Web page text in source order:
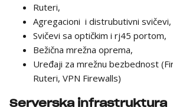
Ruteri,
Agregacioni i distrubutivni svičevi,
Svičevi sa optičkim i rj45 portom,
Bežična mrežna oprema,
Uređaji za mrežnu bezbednost
Ruteri, VPN Firewalls)
Serverska infrastruktura